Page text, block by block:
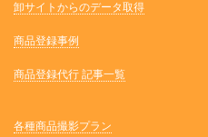
卸サイトからのデータ取得
商品登録事例
商品登録代行 記事一覧
各種商品撮影プラン